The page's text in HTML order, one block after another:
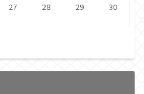
27 28 29
30